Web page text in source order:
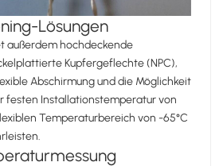
Lösungen
außerdem hochdeckende
Kupfergeflechte (NPC),
Abschirmung und die Möglichkeit
festen Installationstemperatur von
Temperaturbereich von -65°C